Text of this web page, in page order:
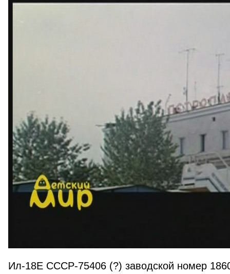
Ил-18Е СССР-75406 (?) заводской номер